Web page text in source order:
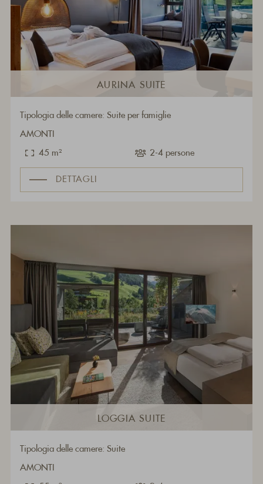
AURINA SUITE
Tipologia delle camere: Suite per famiglie
AMONTI
45 m² 2-4 persone
DETTAGLI
LOGGIA SUITE
Tipologia delle camere: Suite
AMONTI